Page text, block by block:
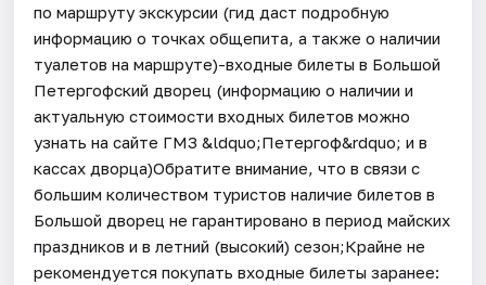
по маршруту экскурсии (гид даст подробную
информацию о точках общепита, а также о наличии
туалетов на маршруте)-входные билеты в Большой
Петергофский дворец (информацию о наличии и
актуальную стоимости входных билетов можно
узнать на сайте ГМЗ &ldquo;Петергоф&rdquo; и в
кассах дворца)Обратите внимание, что в связи с
большим количеством туристов наличие билетов в
Большой дворец не гарантировано в период майских
праздников и в летний (высокий) сезон;Крайне не
рекомендуется покупать входные билеты заранее: